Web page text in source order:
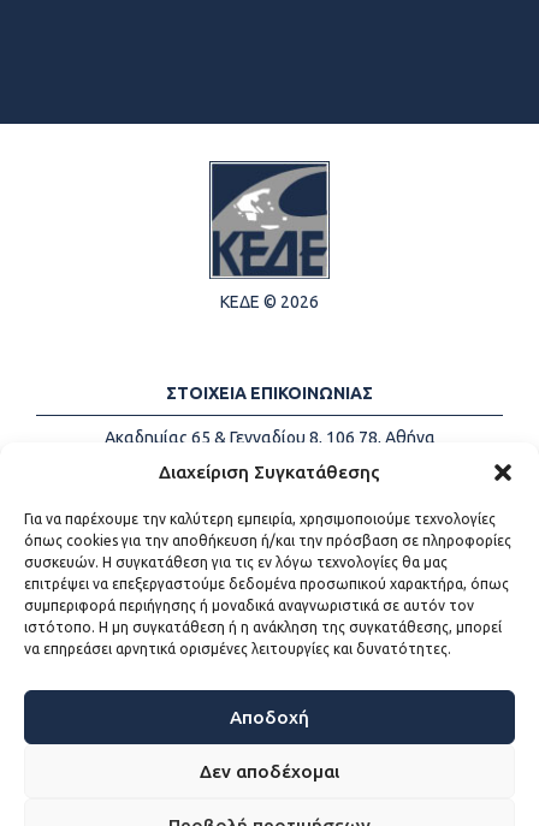
Διαχείριση Συγκατάθεσης
Για να παρέχουμε την καλύτερη εμπειρία, χρησιμοποιούμε τεχνολογίες
όπως cookies για την αποθήκευση ή/και την πρόσβαση σε πληροφορίες
συσκευών. Η συγκατάθεση για τις εν λόγω τεχνολογίες θα μας
επιτρέψει να επεξεργαστούμε δεδομένα προσωπικού χαρακτήρα, όπως
συμπεριφορά περιήγησης ή μοναδικά αναγνωριστικά σε αυτόν τον
ιστότοπο. Η μη συγκατάθεση ή η ανάκληση της συγκατάθεσης, μπορεί
να επηρεάσει αρνητικά ορισμένες λειτουργίες και δυνατότητες.
Αποδοχή
Δεν αποδέχομαι
ΚΕΔΕ © 2026
ΣΤΟΙΧΕΙΑ ΕΠΙΚΟΙΝΩΝΙΑΣ
Ακαδημίας 65 & Γενναδίου 8, 106 78, Αθήνα
Τηλέφωνα:
+30 213-2147500
Email:
info@kede.gr
ΧΡΗΣΙΜΟΙ ΣΥΝΔΕΣΜΟΙ
Η ΚΕΔΕ
Sitemap
Προσβασιμότητα
Όροι χρήσης